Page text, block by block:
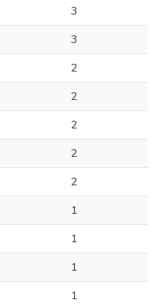
3
3
2
2
2
2
2
1
1
1
1